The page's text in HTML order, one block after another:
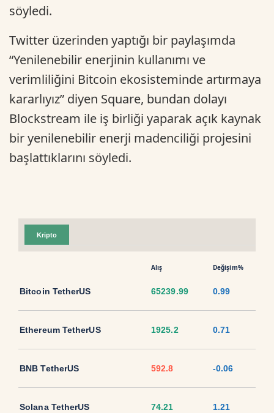
söyledi.
Twitter üzerinden yaptığı bir paylaşımda
“Yenilenebilir enerjinin kullanımı ve
verimliliğini Bitcoin ekosisteminde artırmaya
kararlıyız” diyen Square, bundan dolayı
Blockstream ile iş birliği yaparak açık kaynak
bir yenilenebilir enerji madenciliği projesini
başlattıklarını söyledi.
Kripto
Alış Değişim%
Bitcoin TetherUS 65239.99 0.99
Ethereum TetherUS 1925.2 0.71
BNB TetherUS 592.8 -0.06
Solana TetherUS 74.21 1.21